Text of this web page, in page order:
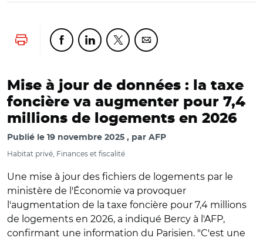
Lancer l'impressionPartager cette page sur Facebook
Partager cette page sur Linkedin
Partager cette page sur Twitter
Partager cette page sur
Mise à jour de données : la taxe
foncière va augmenter pour 7,4
millions de logements en 2026
Publié le 19 novembre 2025 par AFP
Habitat privé, Finances et fiscalité
Une mise à jour des fichiers de logements par le
ministère de l'Économie va provoquer
l'augmentation de la taxe foncière pour 7,4 millions
de logements en 2026, a indiqué Bercy à l'AFP,
confirmant une information du Parisien. "C'est une